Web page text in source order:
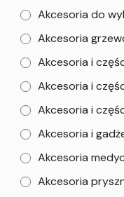
Akcesoria do
Akcesoria
Akcesoria i
Akcesoria i
Akcesoria i
Akcesoria i
Akcesoria
Akcesoria